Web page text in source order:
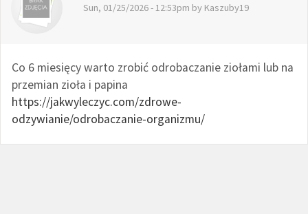
Sun, 01/25/2026 - 12:53pm by Kaszuby19
Co 6 miesięcy warto zrobić odrobaczanie ziołami lub na
przemian zioła i papina
https://jakwyleczyc.com/zdrowe-
odzywianie/odrobaczanie-organizmu/